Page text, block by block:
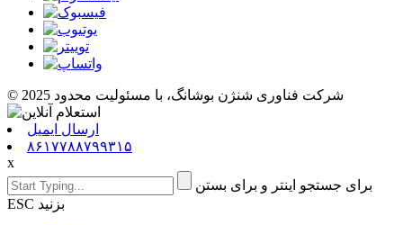
© 2025 شرکت فناوری شنژن بوشانگ، با مسئولیت محدود
ارسال ایمیل
۸۶۱۷۷۸۸۷۹۹۳۱۵
x
برای جستجو اینتر و برای بستن
ESC بزنید